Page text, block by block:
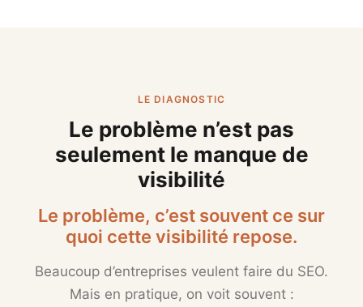
LE DIAGNOSTIC
Le problème n’est pas
seulement le manque de
visibilité
Le problème, c’est souvent ce sur
quoi cette visibilité repose.
Beaucoup d’entreprises veulent faire du SEO.
Mais en pratique, on voit souvent :